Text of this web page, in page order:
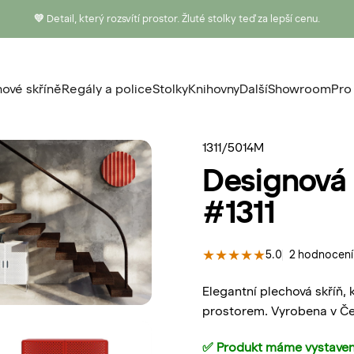
💛 Detail, který rozsvítí prostor. Žluté stolky teď za lepší cenu.
skříněRegály a policeStolkyKnihovnyDalšíShowroom
1311/5014M
Designová
#1311
5.0 2 hodnocení
Elegantní plechová skříň,
prostorem. Vyrobena v
✅ Produkt máme